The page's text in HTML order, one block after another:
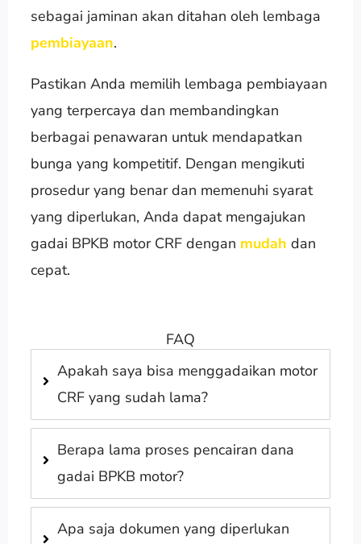
sebagai jaminan akan ditahan oleh lembaga
pembiayaan.
Pastikan Anda memilih lembaga pembiayaan
yang terpercaya dan membandingkan
berbagai penawaran untuk mendapatkan
bunga yang kompetitif. Dengan mengikuti
prosedur yang benar dan memenuhi syarat
yang diperlukan, Anda dapat mengajukan
gadai BPKB motor CRF dengan mudah dan
cepat.
FAQ
Apakah saya bisa menggadaikan motor
CRF yang sudah lama?
Berapa lama proses pencairan dana
gadai BPKB motor?
Apa saja dokumen yang diperlukan